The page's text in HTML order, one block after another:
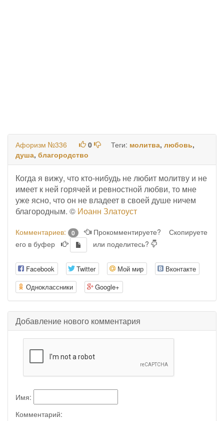
Афоризм №336 0 Теги: молитва, любовь,
душа, благородство
Когда я вижу, что кто-нибудь не любит молитву и не
имеет к ней горячей и ревностной любви, то мне
уже ясно, что он не владеет в своей душе ничем
благородным. © Иоанн Златоуст
Комментариев: 0 Прокомментируете?
Скопируете
его в буфер
или поделитесь?
Facebook Twitter Мой мир
Вконтакте
Одноклассники
Google+
Добавление нового комментария
Имя:
Комментарий: